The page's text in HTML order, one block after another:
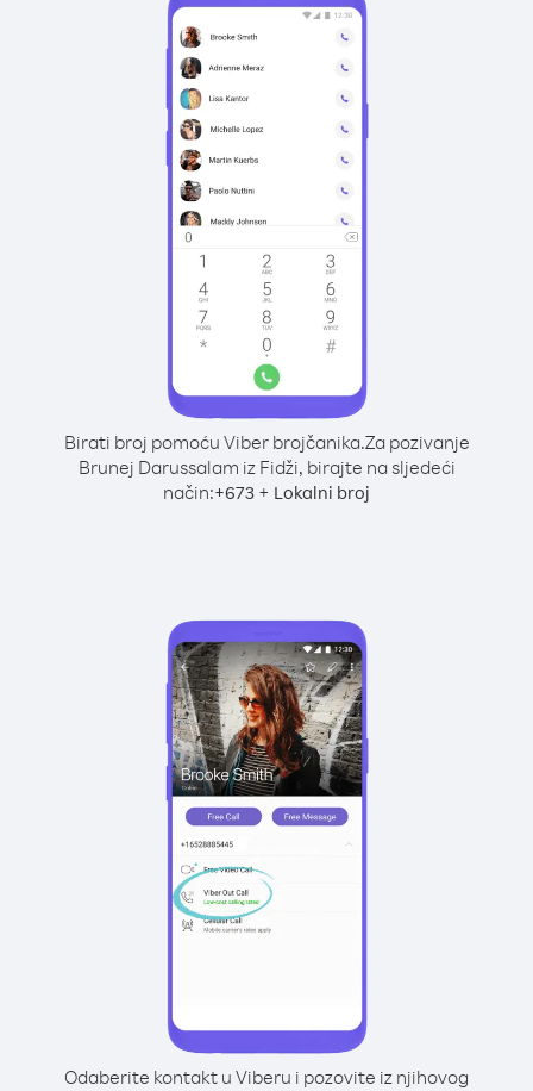
Birati broj pomoću Viber brojčanika.Za pozivanje
Brunej Darussalam iz Fidži, birajte na sljedeći
način:+673 + Lokalni broj
Odaberite kontakt u Viberu i pozovite iz njihovog